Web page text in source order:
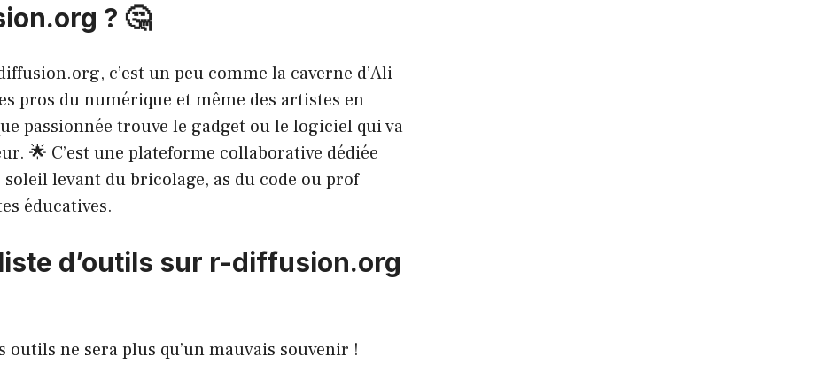
? 🤔
c’est un peu comme la caverne d’Ali
pros du numérique et même des artistes en
passionnée trouve le gadget ou le logiciel qui va
🌟 C’est une plateforme collaborative dédiée
levant du bricolage, as du code ou prof
éducatives.
d’outils sur r-diffusion.org
ne sera plus qu’un mauvais souvenir !